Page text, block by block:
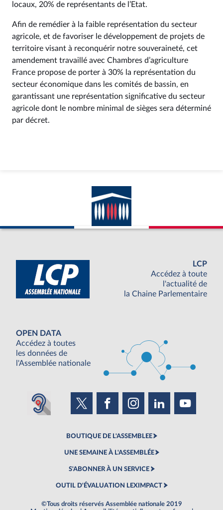
locaux, 20% de représentants de l’Etat.
Afin de remédier à la faible représentation du secteur
agricole, et de favoriser le développement de projets de
territoire visant à reconquérir notre souveraineté, cet
amendement travaillé avec Chambres d’agriculture
France propose de porter à 30% la représentation du
secteur économique dans les comités de bassin, en
garantissant une représentation significative du secteur
agricole dont le nombre minimal de sièges sera déterminé
par décret.
LCP
Accédez à toute
l'actualité de
la Chaine Parlementaire
OPEN DATA
Accédez à toutes
les données de
l'Assemblée nationale
BOUTIQUE DE L'ASSEMBLEE
UNE SEMAINE À L'ASSEMBLÉE
S'ABONNER À UN SERVICE
OUTIL D'ÉVALUATION LEXIMPACT
©Tous droits réservés Assemblée nationale 2019